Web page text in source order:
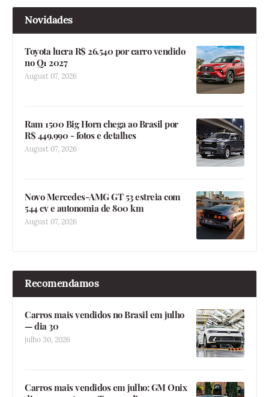
Novidades
Toyota lucra R$ 26.540 por carro vendido
no Q1 2027
August 07, 2026
Ram 1500 Big Horn chega ao Brasil por
R$ 449.990 - fotos e detalhes
August 07, 2026
Novo Mercedes-AMG GT 53 estreia com
544 cv e autonomia de 800 km
August 07, 2026
Recomendamos
Carros mais vendidos no Brasil em julho
— dia 30
julho 30, 2026
Carros mais vendidos em julho: GM Onix